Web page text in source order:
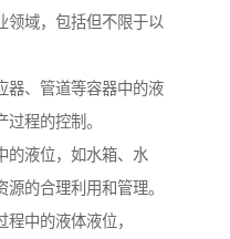
领域，包括但不限于以
器、管道等容器中的液
程的控制。
的液位，如水箱、水
的合理利用和管理。
中的液体液位，